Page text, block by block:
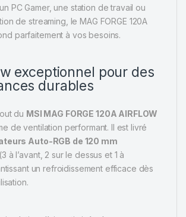
PC Gamer, une station de travail ou
de streaming, le MAG FORGE 120A
parfaitement à vos besoins.
exceptionnel pour des
durables
du MSI MAG FORGE 120A AIRFLOW
de ventilation performant. Il est livré
Auto-RGB de 120 mm
(3 à l’avant, 2 sur le dessus et 1 à
un refroidissement efficace dès